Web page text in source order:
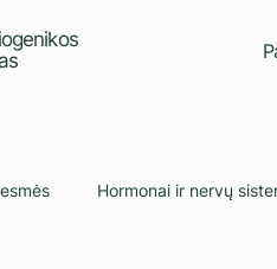
Hormonai ir nervų